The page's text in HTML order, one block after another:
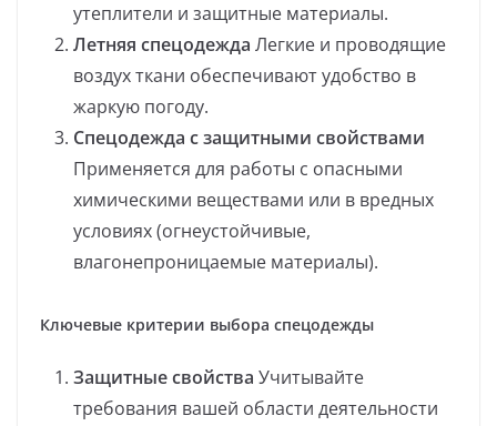
утеплители и защитные материалы.
Летняя спецодежда Легкие и проводящие
воздух ткани обеспечивают удобство в
жаркую погоду.
Спецодежда с защитными свойствами
Применяется для работы с опасными
химическими веществами или в вредных
условиях (огнеустойчивые,
влагонепроницаемые материалы).
Ключевые критерии выбора спецодежды
Защитные свойства Учитывайте
требования вашей области деятельности